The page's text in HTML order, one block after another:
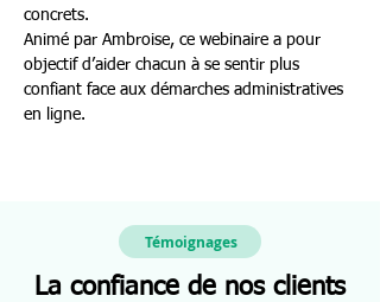
concrets.
Animé par Ambroise, ce webinaire a pour
objectif d’aider chacun à se sentir plus
confiant face aux démarches administratives
en ligne.
Témoignages
La confiance de nos clients